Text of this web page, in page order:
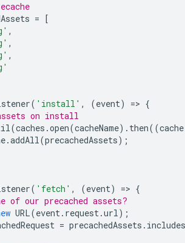
=
[
,
,
,
( 'install' , (event) => {
on install
(caches .open(cacheName). then((cache
.addAll(precachedAssets);
( 'fetch' , (event) => {
our precached assets?
URL(event. request.url);
= precachedAssets . includes